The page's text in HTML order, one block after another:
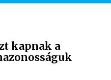
kapnak a